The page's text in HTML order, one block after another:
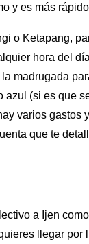
y es más
o Ketapang,
hora del
madrugada
azul (si es que
varios gastos
que te
a Ijen
llegar por